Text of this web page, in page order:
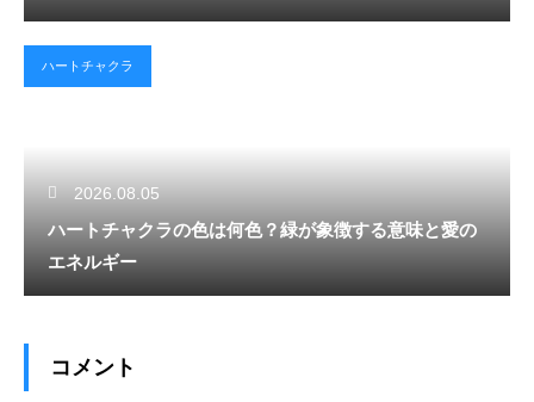
ハートチャクラ
2026.08.05
ハートチャクラの色は何色？緑が象徴する意味と愛の
エネルギー
コメント